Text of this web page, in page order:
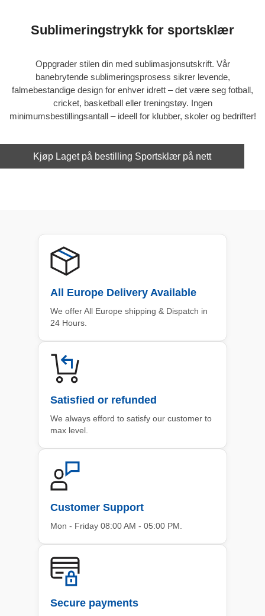
Sublimeringstrykk for sportsklær
Oppgrader stilen din med sublimasjonsutskrift. Vår
banebrytende sublimeringsprosess sikrer levende,
falmebestandige design for enhver idrett – det være seg fotball,
cricket, basketball eller treningstøy. Ingen
minimumsbestillingsantall – ideell for klubber, skoler og bedrifter!
Kjøp Laget på bestilling Sportsklær på nett
All Europe Delivery Available
We offer All Europe shipping & Dispatch in
24 Hours.
Satisfied or refunded
We always efford to satisfy our customer to
max level.
Customer Support
Mon - Friday 08:00 AM - 05:00 PM.
Secure payments